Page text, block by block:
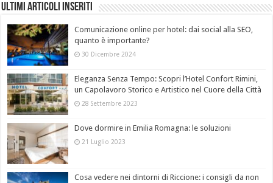
Ultimi Articoli Inseriti
Comunicazione online per hotel: dai social alla SEO,
quanto è importante?
30 Dicembre 2024
Eleganza Senza Tempo: Scopri l’Hotel Confort Rimini,
un Capolavoro Storico e Artistico nel Cuore della Città
28 Settembre 2023
Dove dormire in Emilia Romagna: le soluzioni
21 Luglio 2023
Cosa vedere nei dintorni di Riccione: i consigli da non